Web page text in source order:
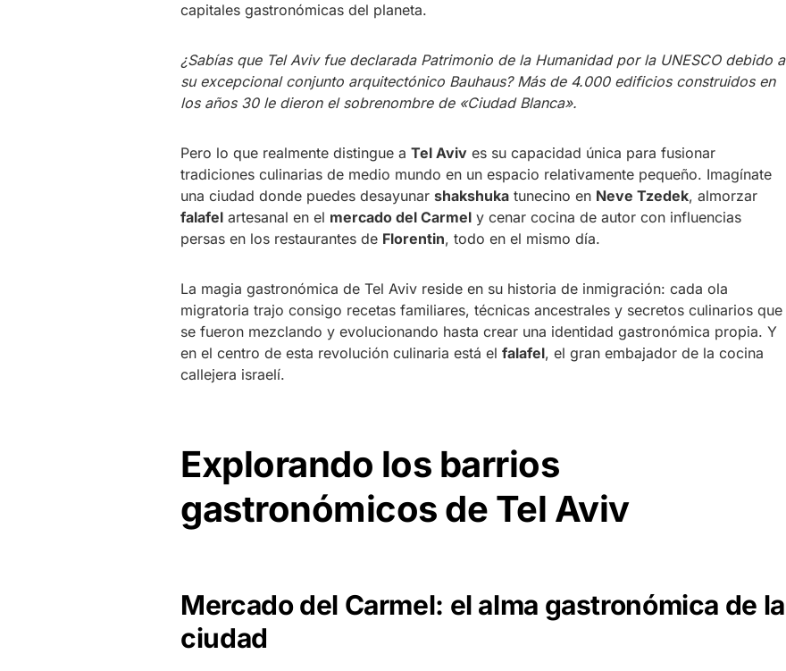
capitales gastronómicas del planeta.
¿Sabías que Tel Aviv fue declarada Patrimonio de la Humanidad por la UNESCO debido a
su excepcional conjunto arquitectónico Bauhaus? Más de 4.000 edificios construidos en
los años 30 le dieron el sobrenombre de «Ciudad Blanca».
Pero lo que realmente distingue a Tel Aviv es su capacidad única para fusionar
tradiciones culinarias de medio mundo en un espacio relativamente pequeño. Imagínate
una ciudad donde puedes desayunar shakshuka tunecino en Neve Tzedek, almorzar
falafel artesanal en el mercado del Carmel y cenar cocina de autor con influencias
persas en los restaurantes de Florentin, todo en el mismo día.
La magia gastronómica de Tel Aviv reside en su historia de inmigración: cada ola
migratoria trajo consigo recetas familiares, técnicas ancestrales y secretos culinarios que
se fueron mezclando y evolucionando hasta crear una identidad gastronómica propia. Y
en el centro de esta revolución culinaria está el falafel, el gran embajador de la cocina
callejera israelí.
Explorando los barrios
gastronómicos de Tel Aviv
Mercado del Carmel: el alma gastronómica de la
ciudad